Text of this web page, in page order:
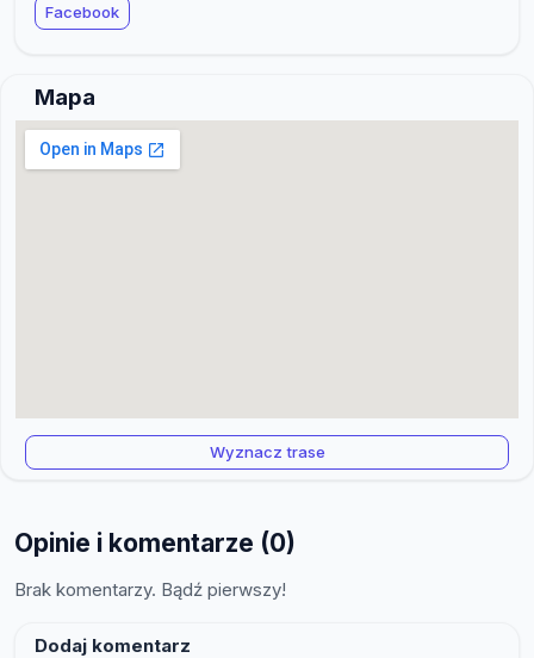
Facebook
Mapa
Wyznacz trase
Opinie i komentarze (0)
Brak komentarzy. Bądź pierwszy!
Dodaj komentarz